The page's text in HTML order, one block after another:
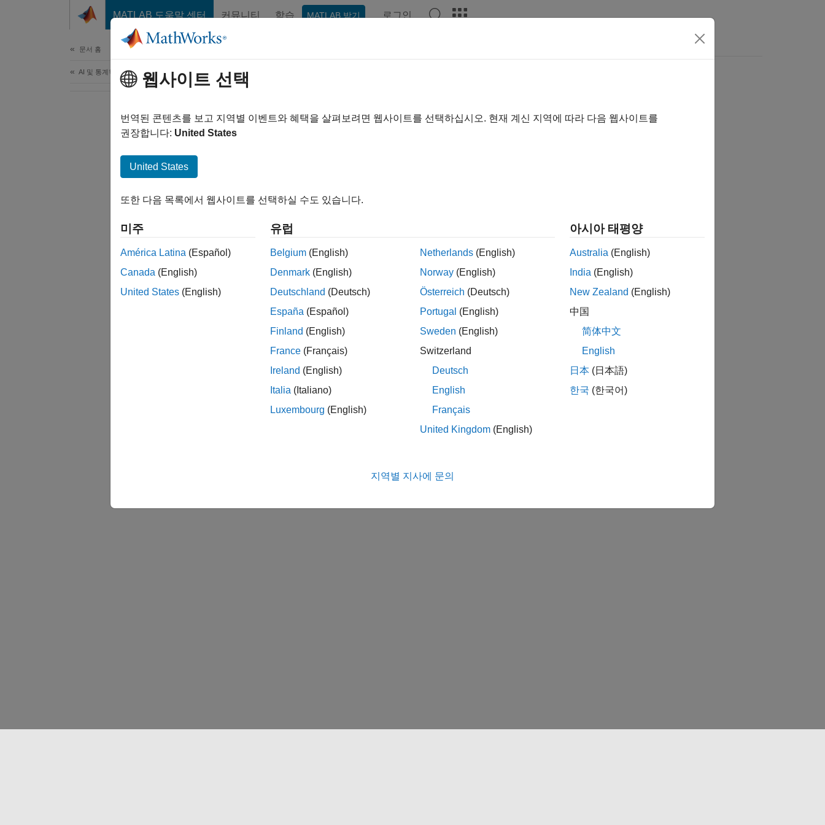
MATLAB 도움말 센터 커뮤니티 학습 MATLAB 받기 로그인
문서 홈
AI 및 통계학
이 페이지가 얼마나 도움이 되었습니까?
웹사이트 선택
번역된 콘텐츠를 보고 지역별 이벤트와 혜택을 살펴보려면 웹사이트를 선택하십시오. 현재 계신 지역에 따라 다음 웹사이트를
권장합니다: United States
United States
또한 다음 목록에서 웹사이트를 선택하실 수도 있습니다.
미주
América Latina (Español)
Canada (English)
United States (English)
유럽
Belgium (English)
Denmark (English)
Deutschland (Deutsch)
España (Español)
Finland (English)
France (Français)
Ireland (English)
Italia (Italiano)
Luxembourg (English)
Netherlands (English)
Norway (English)
Österreich (Deutsch)
Portugal (English)
Sweden (English)
Switzerland
Deutsch
English
Français
United Kingdom (English)
아시아 태평양
Australia (English)
India (English)
New Zealand (English)
中国
简体中文
English
日本 (日本語)
한국 (한국어)
지역별 지사에 문의